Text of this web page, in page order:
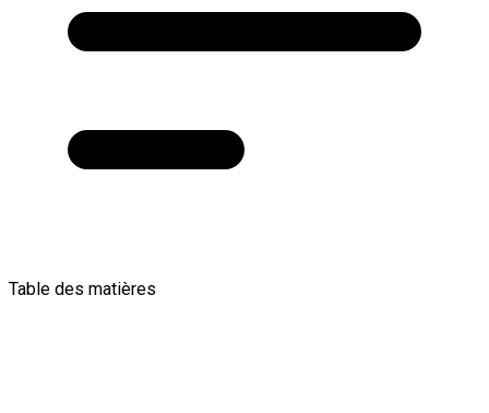
Table des matières